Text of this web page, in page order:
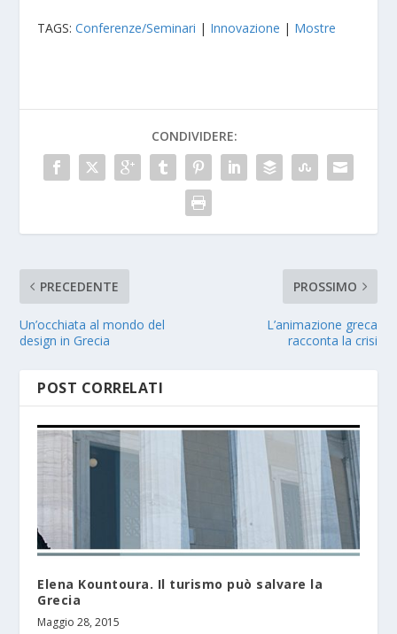
TAGS:Conferenze/Seminari | Innovazione | Mostre
CONDIVIDERE:
PRECEDENTE
Un’occhiata al mondo del
design in Grecia
PROSSIMO
L’animazione greca
racconta la crisi
POST CORRELATI
Elena Kountoura. Il turismo può salvare la
Grecia
Maggio 28, 2015